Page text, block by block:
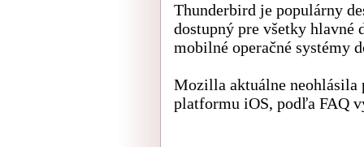
Thunderbird je populárny
dostupný pre všetky hlavné
mobilné operačné systémy
Mozilla aktuálne neohlásila
platformu iOS, podľa FAQ